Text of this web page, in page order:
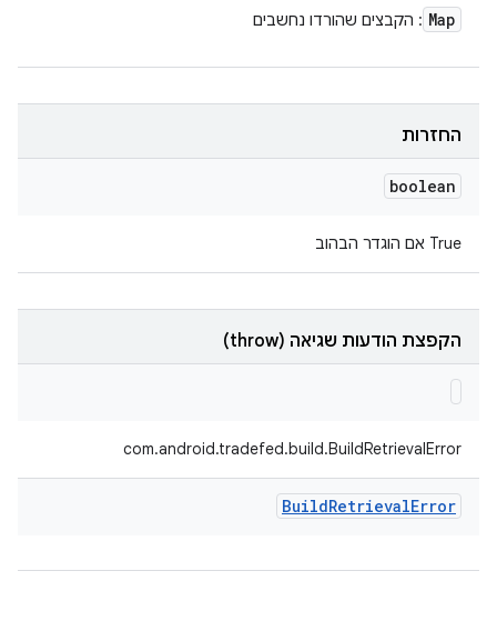
Map : הקבצים שהורדו נחשבים
החזרות
boolean
‫True אם הוגדר הבהוב
הקפצת הודעות שגיאה (throw)
com.android.tradefed.build.BuildRetrievalError
BuildRetrievalError